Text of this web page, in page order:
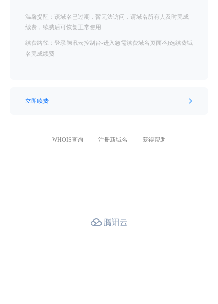
温馨提醒：该域名已过期，暂无法访问，请域名所有人及时完成
续费，续费后可恢复正常使用
续费路径：登录腾讯云控制台-进入急需续费域名页面-勾选续费域
名完成续费
立即续费
WHOIS查询 注册新域名 获得帮助